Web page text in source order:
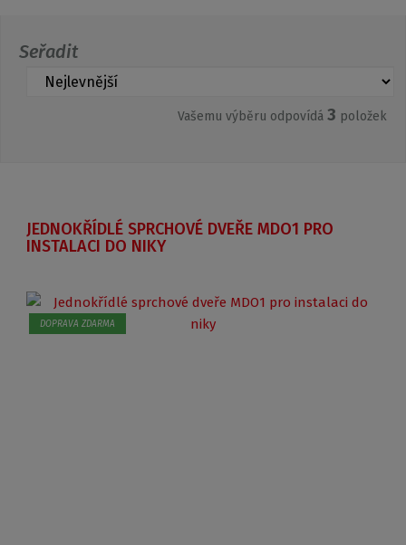
Seřadit
Vašemu výběru odpovídá 3 položek
JEDNOKŘÍDLÉ SPRCHOVÉ DVEŘE MDO1 PRO
INSTALACI DO NIKY
DOPRAVA ZDARMA